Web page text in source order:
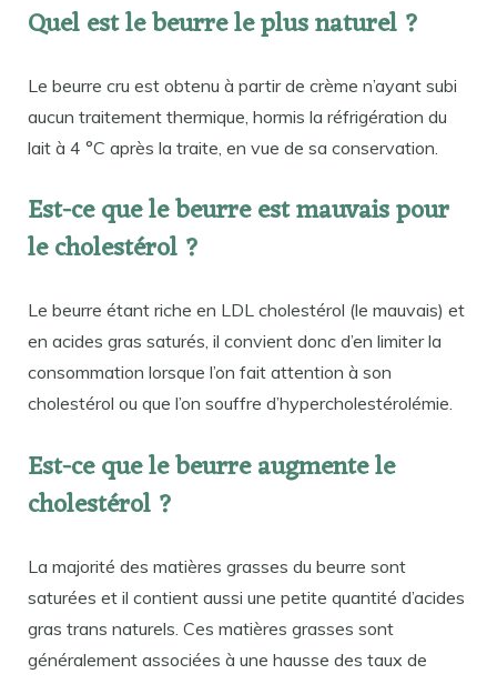
Quel est le beurre le plus naturel ?
Le beurre cru est obtenu à partir de crème n’ayant subi
aucun traitement thermique, hormis la réfrigération du
lait à 4 °C après la traite, en vue de sa conservation.
Est-ce que le beurre est mauvais pour
le cholestérol ?
Le beurre étant riche en LDL cholestérol (le mauvais) et
en acides gras saturés, il convient donc d’en limiter la
consommation lorsque l’on fait attention à son
cholestérol ou que l’on souffre d’hypercholestérolémie.
Est-ce que le beurre augmente le
cholestérol ?
La majorité des matières grasses du beurre sont
saturées et il contient aussi une petite quantité d’acides
gras trans naturels. Ces matières grasses sont
généralement associées à une hausse des taux de